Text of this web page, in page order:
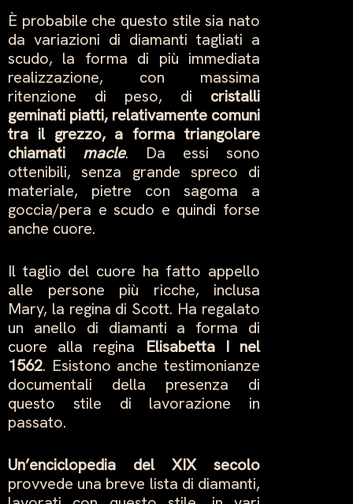
È probabile che questo stile sia nato
da variazioni di diamanti tagliati a
scudo, la forma di più immediata
realizzazione, con massima
ritenzione di peso, di cristalli
geminati piatti, relativamente comuni
tra il grezzo, a forma triangolare
chiamati macle. Da essi sono
ottenibili, senza grande spreco di
materiale, pietre con sagoma a
goccia/pera e scudo e quindi forse
anche cuore.
Il taglio del cuore ha fatto appello
alle persone più ricche, inclusa
Mary, la regina di Scott. Ha regalato
un anello di diamanti a forma di
cuore alla regina Elisabetta I nel
1562. Esistono anche testimonianze
documentali della presenza di
questo stile di lavorazione in
passato.
Un’enciclopedia del XIX secolo
provvede una breve lista di diamanti,